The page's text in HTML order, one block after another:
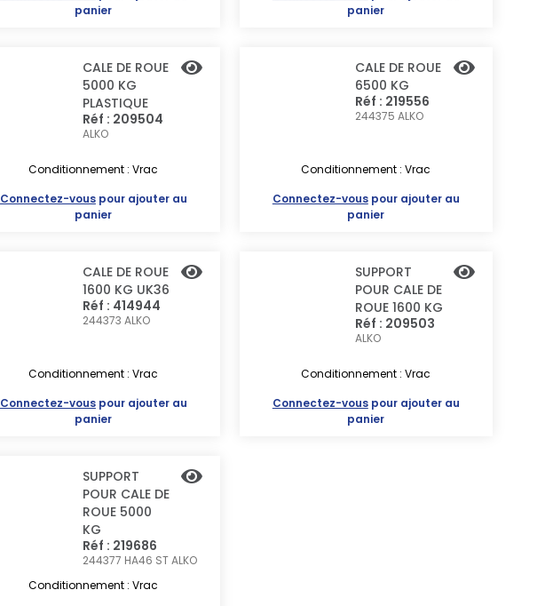
panier
panier
CALE DE ROUE
5000 KG
PLASTIQUE
Réf : 209504
ALKO
Conditionnement : Vrac
Connectez-vouspour ajouter au
panier
CALE DE ROUE
6500 KG
Réf : 219556
244375 ALKO
Conditionnement : Vrac
Connectez-vouspour ajouter au
panier
CALE DE ROUE
1600 KG UK36
Réf : 414944
244373 ALKO
Conditionnement : Vrac
Connectez-vouspour ajouter au
panier
SUPPORT
POUR CALE DE
ROUE 1600 KG
Réf : 209503
ALKO
Conditionnement : Vrac
Connectez-vouspour ajouter au
panier
SUPPORT
POUR CALE DE
ROUE 5000
KG
Réf : 219686
244377 HA46 STALKO
Conditionnement : Vrac